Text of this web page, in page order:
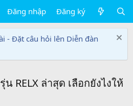
Đăng nhập Đăng ký
- Đặt câu hỏi lên Diễn đàn
RELX ล่าสุด เลือกยังไงให้